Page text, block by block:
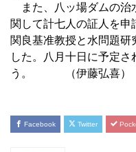
また、八ッ場ダムの治
関して計七人の証人を
関良基准教授と水問題研
した。八月十日に予定
う。 （伊藤弘喜）
Facebook Twitter